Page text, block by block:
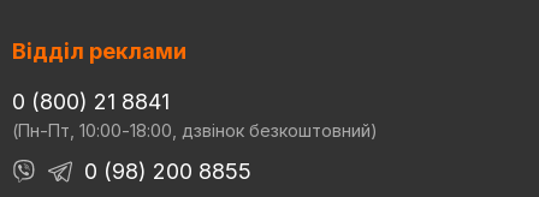
Відділ реклами
0 (800) 21 8841
(Пн-Пт, 10:00-18:00, дзвінок безкоштовний)
0 (98) 200 8855